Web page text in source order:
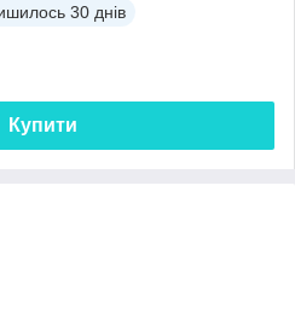
30 днів
Купити